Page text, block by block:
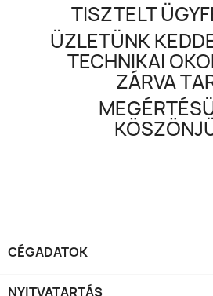
TISZTELT
ÜZLETÜNK
TECHNIKAI
ZÁRVA
CÉGADATOK
NYITVATARTÁS